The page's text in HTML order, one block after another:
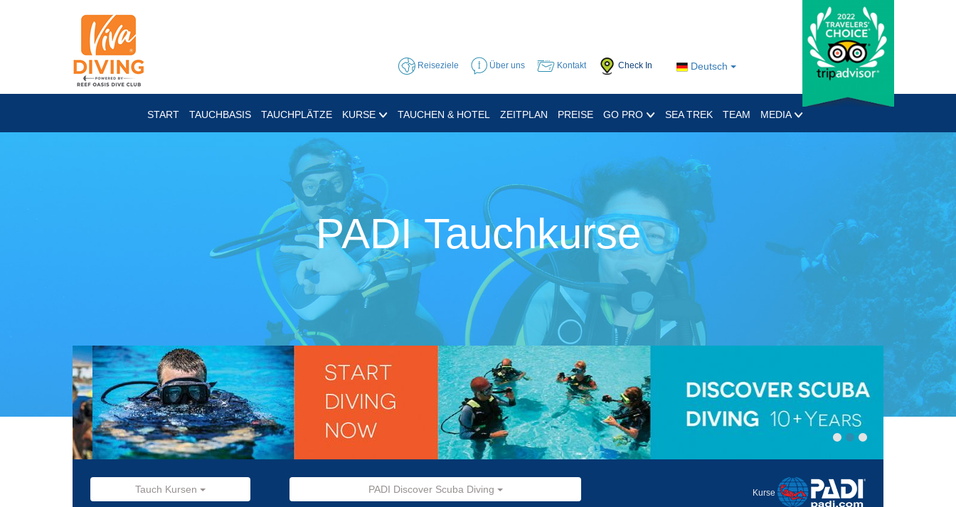
Deutsch
Reiseziele Über uns Kontakt Check In
START TAUCHBASIS TAUCHPLÄTZE KURSE TAUCHEN & HOTEL ZEITPLAN PREISE GO PRO SEA TREK TEAM MEDIA
PADI Tauchkurse
Tauch Kursen PADI Discover Scuba Diving Kurse